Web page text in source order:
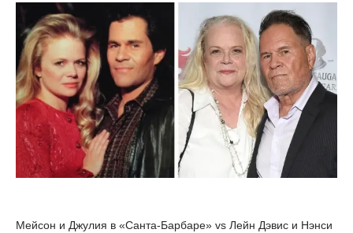
Мейсон и Джулия в «Санта-Барбаре» vs Лейн Дэвис и Нэнси